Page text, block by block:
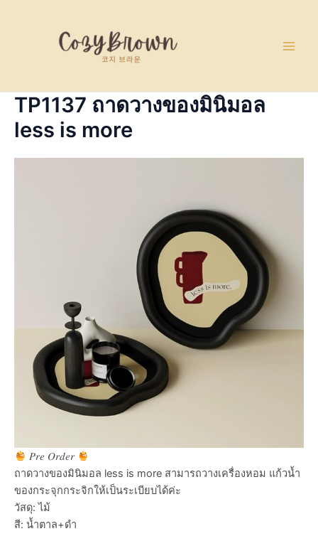
TP1137 ถาดวางของมินิมอล
less is more
𝑃𝑟𝑒 𝑂𝑟𝑑𝑒𝑟
ถาดวางของมินิมอล less is more สามารถวางเครื่องหอม แก้วน้ำ
ของกระจุกกระจิกให้เป็นระเบียบได้ค่ะ
วัสดุ: ไม้
สี: น้ำตาล+ดำ